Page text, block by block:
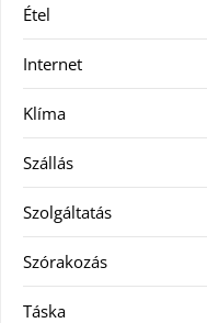
Étel
Internet
Klíma
Szállás
Szolgáltatás
Szórakozás
Táska